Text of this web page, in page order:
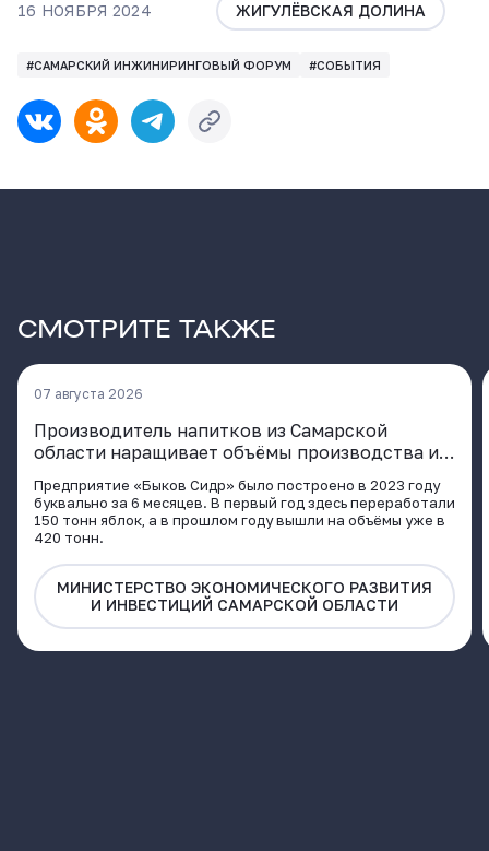
ЖИГУЛЁВСКАЯ ДОЛИНА
16 НОЯБРЯ 2024
#САМАРСКИЙ ИНЖИНИРИНГОВЫЙ ФОРУМ #СОБЫТИЯ
СМОТРИТЕ ТАКЖЕ
07 августа 2026
Производитель напитков из Самарской
области наращивает объёмы производства и
расширяет географию поставок
Предприятие «Быков Сидр» было построено в 2023 году
буквально за 6 месяцев. В первый год здесь переработали
150 тонн яблок, а в прошлом году вышли на объёмы уже в
420 тонн.
МИНИСТЕРСТВО ЭКОНОМИЧЕСКОГО РАЗВИТИЯ
И ИНВЕСТИЦИЙ САМАРСКОЙ ОБЛАСТИ